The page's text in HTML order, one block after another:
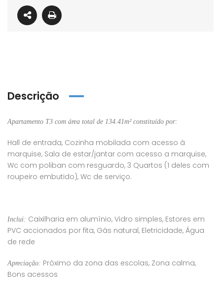
Descrição
Apartamento T3 com área total de 134.41m² constituído por:
Hall de entrada, Cozinha mobilada com acesso à
marquise, Sala de estar/jantar com acesso a marquise,
Wc com poliban com resguardo, 3 Quartos (1 deles com
roupeiro embutido), Wc de serviço.
Inclui: Caixilharia em alumínio, Vidro simples, Estores em
PVC accionados por fita, Gás natural, Eletricidade, Água
de rede
Apreciação: Próximo da zona das escolas, Zona calma,
Bons acessos